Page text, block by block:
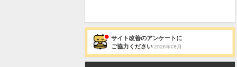
サイト改善のアンケートに
ご協力ください 2026年08月